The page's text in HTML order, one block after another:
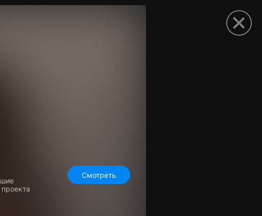
Смотреть